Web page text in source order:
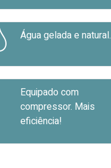
Água gelada e natural.
Equipado com
compressor. Mais
eficiência!